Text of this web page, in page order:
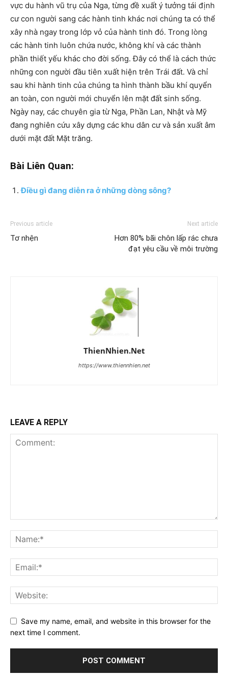
vực du hành vũ trụ của Nga, từng đề xuất ý tưởng tái định
cư con người sang các hành tinh khác nơi chúng ta có thể
xây nhà ngay trong lớp vỏ của hành tinh đó. Trong lòng
các hành tinh luôn chứa nước, không khí và các thành
phần thiết yếu khác cho đời sống. Đây có thể là cách thức
những con người đầu tiên xuất hiện trên Trái đất. Và chỉ
sau khi hành tinh của chúng ta hình thành bầu khí quyển
an toàn, con người mới chuyển lên mặt đất sinh sống.
Ngày nay, các chuyên gia từ Nga, Phần Lan, Nhật và Mỹ
đang nghiên cứu xây dựng các khu dân cư và sản xuất âm
dưới mặt đất Mặt trăng.
Bài Liên Quan:
Điều gì đang diễn ra ở những dòng sông?
Previous article
Tơ nhện
Next article
Hơn 80% bãi chôn lấp rác chưa
đạt yêu cầu về môi trường
ThienNhien.Net
https://www.thiennhien.net
LEAVE A REPLY
Save my name, email, and website in this browser for the
next time I comment.